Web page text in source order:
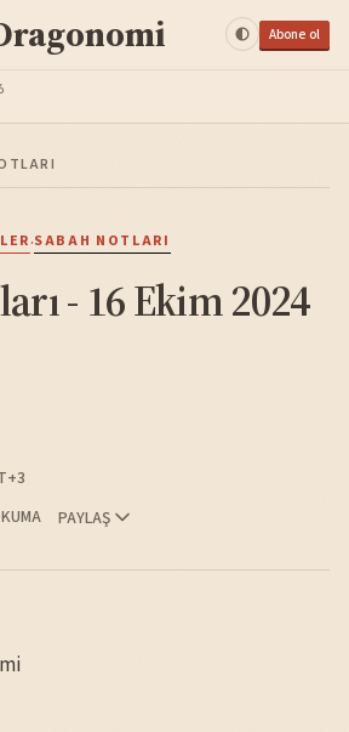
Abone ol
·SABAH NOTLARI
- 16 Ekim 2024
PAYLAŞ